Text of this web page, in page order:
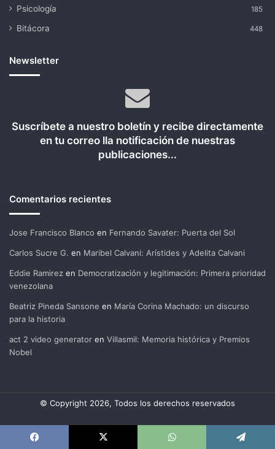
Psicología 185
Bitácora 448
Newsletter
Suscríbete a nuestro boletín y recibe directamente
en tu correo lla notificación de nuestras
publicaciones...
Comentarios recientes
Jose Francisco Blanco en Fernando Savater: Puerta del Sol
Carlos Sucre G. en Maribel Calvani: Arístides y Adelita Calvani
Eddie Ramirez en Democratización y legitimación: Primera prioridad
venezolana
Beatriz Pineda Sansone en María Corina Machado: un discurso
para la historia
act 2 video generator en Villasmil: Memoria histórica y Premios
Nobel
© Copyright 2026, Todos los derechos reservados